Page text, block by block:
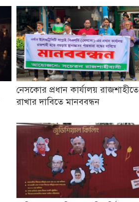
নেসকোর প্রধান কার্যালয় রাজশাহীতে
রাখার দাবিতে মানববন্ধন